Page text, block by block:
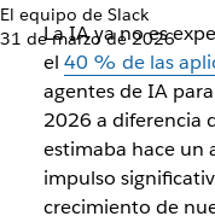
El equipo de Slack
31 de marzo de 2026
La IA ya no es
el 40 % de las
agentes de IA
2026 a diferencia
estimaba hace un
impulso
crecimiento de